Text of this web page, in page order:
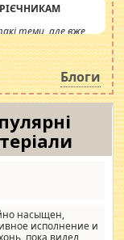
теми, але вже
інсенуації
Штучно
Блоги
насыщен,
исполнение и
пока видел